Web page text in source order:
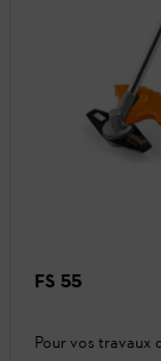
FS 55
Pour vos travaux